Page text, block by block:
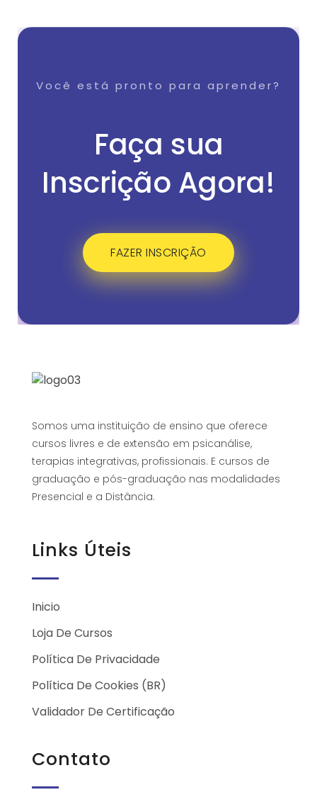
Você está pronto para aprender?
Faça sua
Inscrição Agora!
FAZER INSCRIÇÃO
Somos uma instituição de ensino que oferece
cursos livres e de extensão em psicanálise,
terapias integrativas, profissionais. E cursos de
graduação e pós-graduação nas modalidades
Presencial e a Distância.
Links Úteis
Inicio
Loja De Cursos
Política De Privacidade
Política De Cookies (BR)
Validador De Certificação
Contato